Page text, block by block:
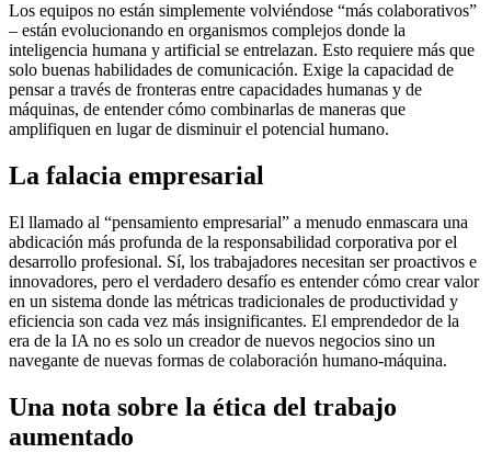
Los equipos no están simplemente volviéndose “más colaborativos”
– están evolucionando en organismos complejos donde la
inteligencia humana y artificial se entrelazan. Esto requiere más que
solo buenas habilidades de comunicación. Exige la capacidad de
pensar a través de fronteras entre capacidades humanas y de
máquinas, de entender cómo combinarlas de maneras que
amplifiquen en lugar de disminuir el potencial humano.
La falacia empresarial
El llamado al “pensamiento empresarial” a menudo enmascara una
abdicación más profunda de la responsabilidad corporativa por el
desarrollo profesional. Sí, los trabajadores necesitan ser proactivos e
innovadores, pero el verdadero desafío es entender cómo crear valor
en un sistema donde las métricas tradicionales de productividad y
eficiencia son cada vez más insignificantes. El emprendedor de la
era de la IA no es solo un creador de nuevos negocios sino un
navegante de nuevas formas de colaboración humano-máquina.
Una nota sobre la ética del trabajo
aumentado